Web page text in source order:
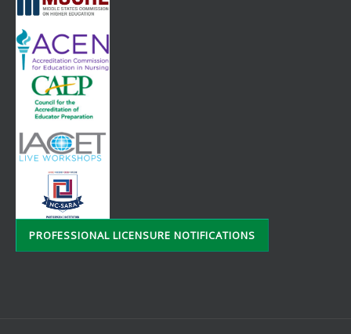
PROFESSIONAL LICENSURE NOTIFICATIONS